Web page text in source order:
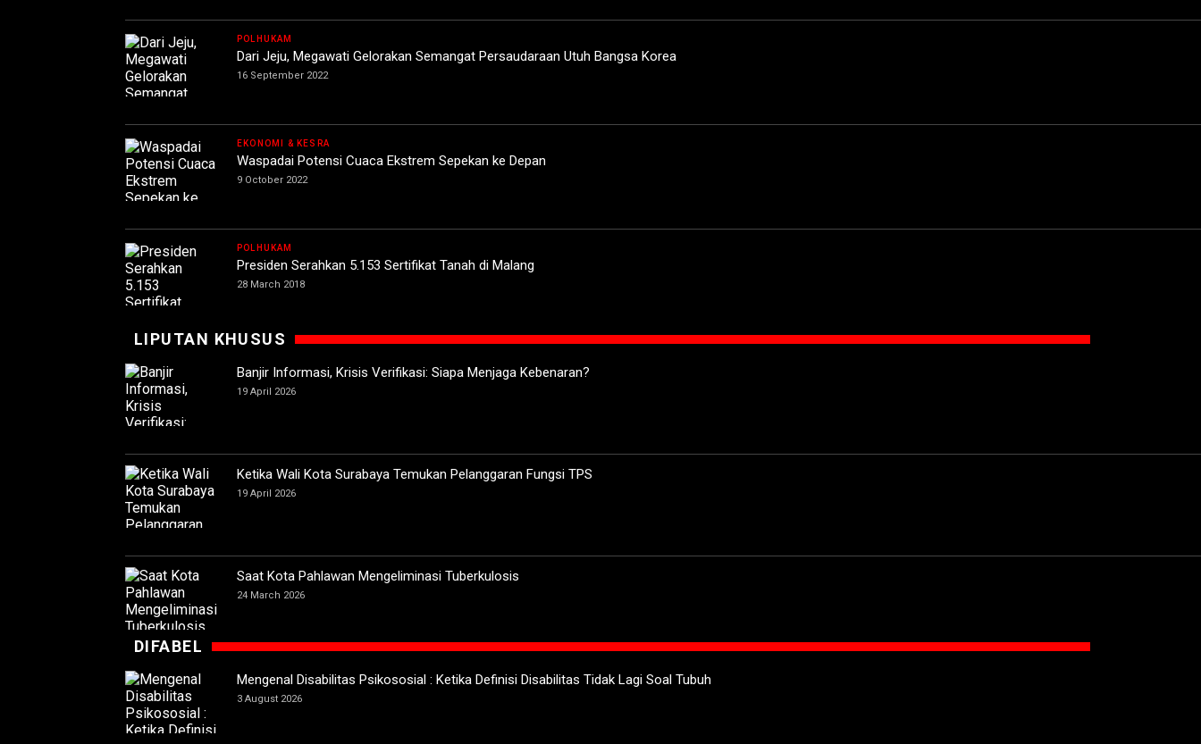
POLHUKAM
Dari Jeju, Megawati Gelorakan Semangat Persaudaraan Utuh Bangsa Korea
16 September 2022
EKONOMI & KESRA
Waspadai Potensi Cuaca Ekstrem Sepekan ke Depan
9 October 2022
POLHUKAM
Presiden Serahkan 5.153 Sertifikat Tanah di Malang
28 March 2018
LIPUTAN KHUSUS
Banjir Informasi, Krisis Verifikasi: Siapa Menjaga Kebenaran?
19 April 2026
Ketika Wali Kota Surabaya Temukan Pelanggaran Fungsi TPS
19 April 2026
Saat Kota Pahlawan Mengeliminasi Tuberkulosis
24 March 2026
DIFABEL
Mengenal Disabilitas Psikososial : Ketika Definisi Disabilitas Tidak Lagi Soal Tubuh
3 August 2026